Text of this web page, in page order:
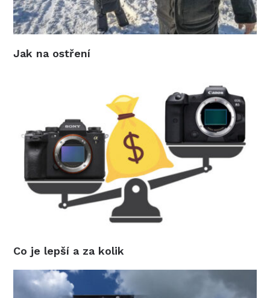
Jak na ostření
Co je lepší a za kolik